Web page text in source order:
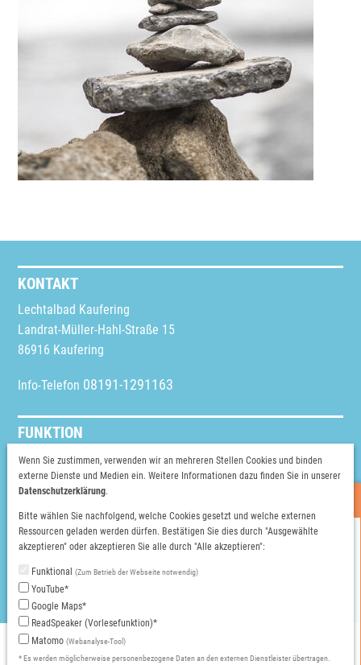
Heutige Öffnungszeiten
HALLENBAD
08:00 – 22:30 Uhr
NATURFREIBAD
SAUNA
09:00 – 23:00 Uhr
Donnerstags ganztägig Damensauna, außer es ist ein
KONTAKT
Lechtalbad Kaufering
Landrat-Müller-Hahl-Straße 15
86916 Kaufering
Info-Telefon 08191-1291163
FUNKTION
Schriftgröße ändern
Vorlesen
WEITERE INFOS
Instagram
Facebook
Impressum
Datenschutzeinstellungen
Datenschutzeinstellungen Onlineshop
Wenn Sie zustimmen, verwenden wir an mehreren Stellen Cookies und binden
externe Dienste und Medien ein. Weitere Informationen dazu finden Sie in unserer
Datenschutzerklärung.
Bitte wählen Sie nachfolgend, welche Cookies gesetzt und welche externen
Ressourcen geladen werden dürfen. Bestätigen Sie dies durch "Ausgewählte
akzeptieren" oder akzeptieren Sie alle durch "Alle akzeptieren":
Funktional(Zum Betrieb der Webseite notwendig)
YouTube*
Google Maps*
ReadSpeaker (Vorlesefunktion)*
Matomo(Webanalyse-Tool)
* Es werden möglicherweise personenbezogene Daten an den externen Dienstleister übertragen.